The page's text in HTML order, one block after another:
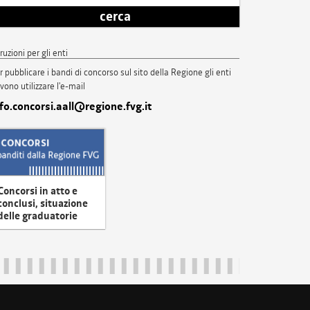
cerca
per gli enti
pubblicare i bandi di concorso sul sito della Regione gli enti
utilizzare l'e-mail
in atto e
situazione
graduatorie